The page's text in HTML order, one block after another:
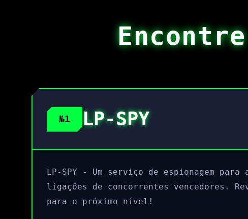
№1 LP-SPY
LP-SPY - Um serviço de espionagem
ligações de concorrentes vencedores.
para o próximo nível!